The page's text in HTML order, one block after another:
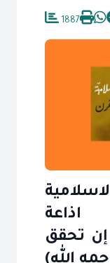
1887
واحداثها 2007-08-20 اذاعة
إن تحقق